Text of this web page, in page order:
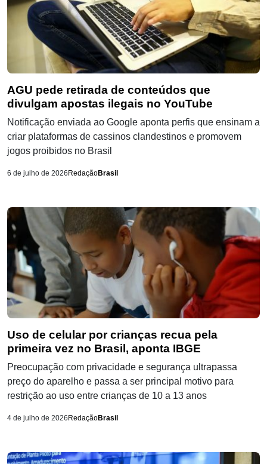
AGU pede retirada de conteúdos que
divulgam apostas ilegais no YouTube
Notificação enviada ao Google aponta perfis que ensinam a
criar plataformas de cassinos clandestinos e promovem
jogos proibidos no Brasil
6 de julho de 2026 RedaçãoBrasil
Uso de celular por crianças recua pela
primeira vez no Brasil, aponta IBGE
Preocupação com privacidade e segurança ultrapassa
preço do aparelho e passa a ser principal motivo para
restrição ao uso entre crianças de 10 a 13 anos
4 de julho de 2026 RedaçãoBrasil